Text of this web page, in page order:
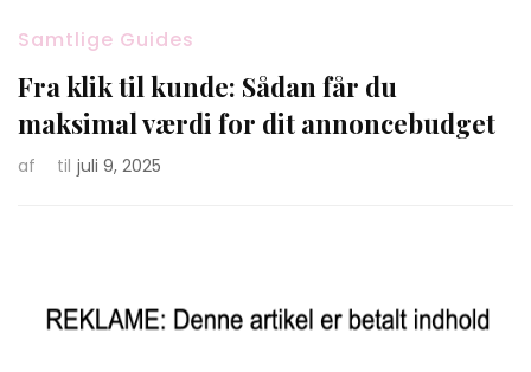
Samtlige Guides
Fra klik til kunde: Sådan får du
maksimal værdi for dit annoncebudget
af til juli 9, 2025